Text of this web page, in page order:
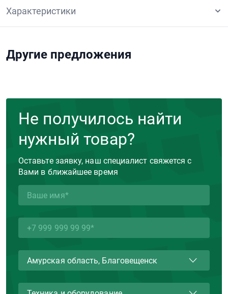
Характеристики
Другие предложения
Не получилось найти
нужный товар?
Оставьте заявку, наш специалист свяжется с
Вами в ближайшее время